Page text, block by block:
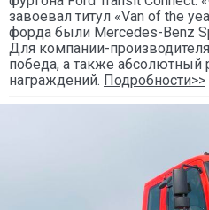
завоевал титул «Van of the
форда были Mercedes-Benz
Для компании-
победа, а также абсолютный
награждений. Подробности>>